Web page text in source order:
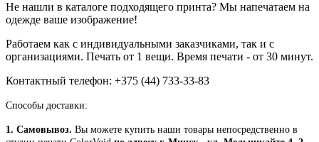
Не нашли в каталоге подходящего принта? Мы напечатаем на
одежде ваше изображение!
Работаем как с индивидуальными заказчиками, так и с
организациями. Печать от 1 вещи. Время печати - от 30 минут.
Контактный телефон: +375 (44) 733-33-83
Способы доставки:
1. Самовывоз. Вы можете купить наши товары непосредственно в